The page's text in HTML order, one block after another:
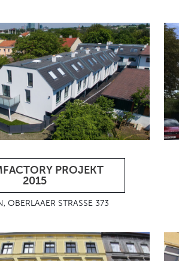
PROJEKT
2015
OBERLAAER STRASSE 373